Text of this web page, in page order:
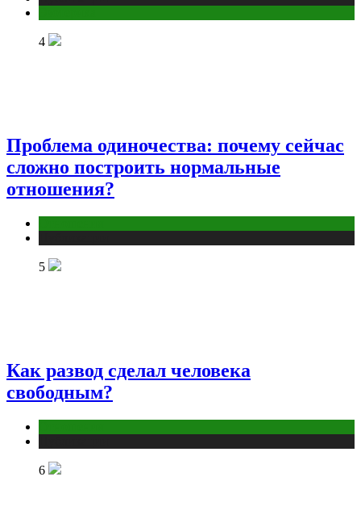
4
Проблема одиночества: почему сейчас
сложно построить нормальные
отношения?
5
Как развод сделал человека
свободным?
6